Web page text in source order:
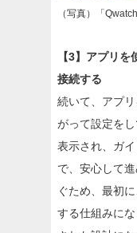
（写真）「
【3】アプリ
接続する
続いて、アプ
がって設定を
表示され、ガ
で、安心して
ぐため、最初
する仕組みに